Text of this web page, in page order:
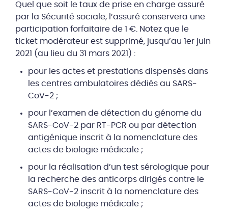
Quel que soit le taux de prise en charge assuré
par la Sécurité sociale, l’assuré conservera une
participation forfaitaire de 1 €. Notez que le
ticket modérateur est supprimé, jusqu’au 1er juin
2021 (au lieu du 31 mars 2021) :
pour les actes et prestations dispensés dans
les centres ambulatoires dédiés au SARS-
CoV-2 ;
pour l’examen de détection du génome du
SARS-CoV-2 par RT-PCR ou par détection
antigénique inscrit à la nomenclature des
actes de biologie médicale ;
pour la réalisation d’un test sérologique pour
la recherche des anticorps dirigés contre le
SARS-CoV-2 inscrit à la nomenclature des
actes de biologie médicale ;